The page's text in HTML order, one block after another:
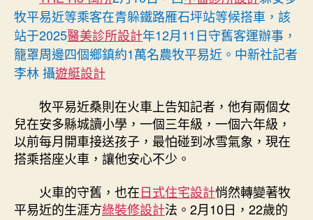
牧平易近等乘客在青躲鐵路雁石坪站等候搭車，該
站于2025醫美診所設計年12月11日守舊客運辦事，
籠罩周邊四個鄉鎮約1萬名農牧平易近。中新社記者
李林 攝遊艇設計
牧平易近桑則在火車上告知記者，他有兩個女
兒在安多縣城讀小學，一個三年級，一個六年級，
以前每月開車接送孩子，最怕碰到冰雪氣象，現在
搭乘搭座火車，讓他安心不少。
火車的守舊，也在日式住宅設計悄然轉變著牧
平易近的生涯方綠裝修設計法。2月10日，22歲的